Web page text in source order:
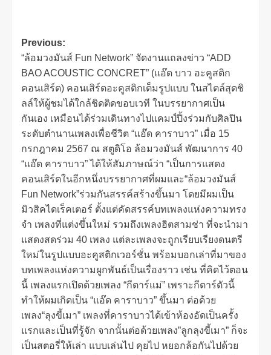
Previous:
“ล้อมวงมันส์ Fun Network” จัดงานแถลงข่าว “ADD
BAO ACOUSTIC CONCRET” (แอ๊ด บาว อะคูสติก
คอนเสิร์ต) คอนเสิร์ตอะคูสติกเต็มรูปแบบ ในสไตล์สุดชิ
ลล์ให้ผู้ชมได้ใกล้ชิดติดขอบเวที ในบรรยากาศเป็น
กันเอง เหมือนได้ร่วมเดินทางไปแคมป์ปิ้งร่วมกับศิลปิน
ระดับตำนานเพลงเพื่อชีวิต “แอ๊ด คาราบาว” เมื่อ 15
กรกฎาคม 2567 ณ สตูดิโอ ล้อมวงมันส์ พัฒนาการ 40
“แอ๊ด คาราบาว” ได้ให้สัมภาษณ์ว่า “เป็นการแสดง
คอนเสิร์ตในอีกหนึ่งบรรยากาศที่ผมและ“ล้อมวงมันส์
Fun Network”ร่วมกันสรรค์สร้างขึ้นมา โดยมีผมเป็น
มิวสิคไดเร็คเตอร์ ตั้งแต่คัดสรรค์บทเพลงแห่งความทรง
จำ เพลงที่แต่งขึ้นใหม่ รวมถึงเพลงฮิตสามช่า ที่จะนำมา
แสดงสดร่วม 40 เพลง แต่ละเพลงจะถูกเรียบเรียงดนตรี
ใหม่ในรูปแบบอะคูสติกเวอร์ชั่น พร้อมบอกเล่าที่มาของ
บทเพลงแห่งความผูกพันธ์เป็นเรื่องราว เช่น ที่คิดไว้ตอน
นี้ เพลงแรกเปิดด้วยเพลง “กีตาร์แม่” เพราะกีตาร์ตัวนี้
ทำให้ผมเกิดเป็น “แอ๊ด คาราบาว” ขึ้นมา ต่อด้วย
เพลง“ลุงขี้เมา” เพลงที่คาราบาวได้เข้าห้องอัดเป็นครั้ง
แรกและเป็นที่รู้จัก จากนั้นต่อด้วยเพลง”ลูกลุงขี้เมา” ก็จะ
เป็นสตอรี่ให้เล่า แบบเล่นไป คุยไป หยอกล้อกันไปด้วย